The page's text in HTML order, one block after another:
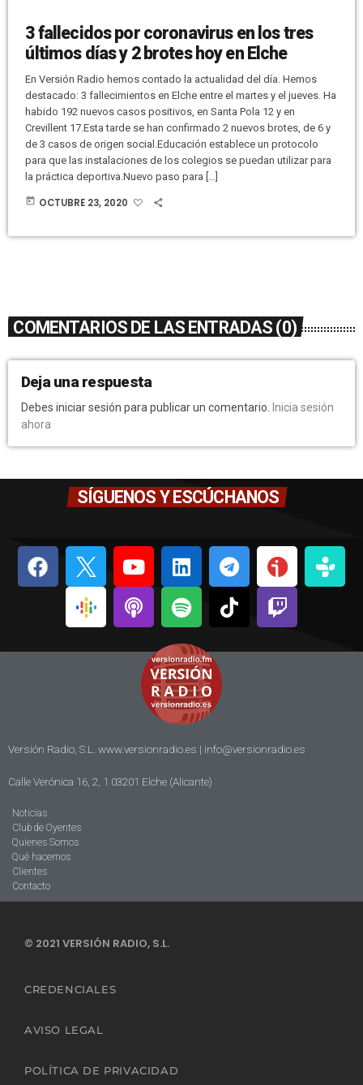
3 fallecidos por coronavirus en los tres
últimos días y 2 brotes hoy en Elche
En Versión Radio hemos contado la actualidad del día. Hemos
destacado: 3 fallecimientos en Elche entre el martes y el jueves. Ha
habido 192 nuevos casos positivos, en Santa Pola 12 y en
Crevillent 17.Esta tarde se han confirmado 2 nuevos brotes, de 6 y
de 3 casos de origen social.Educación establece un protocolo
para que las instalaciones de los colegios se puedan utilizar para
la práctica deportiva.Nuevo paso para […]
today OCTUBRE 23, 2020
COMENTARIOS DE LAS ENTRADAS (0)
Deja una respuesta
Debes iniciar sesión para publicar un comentario.
Inicia sesión
ahora
SÍGUENOS Y ESCÚCHANOS
Versión Radio, S.L. www.versionradio.es | info@versionradio.es
Calle Verónica 16, 2, 1 03201 Elche (Alicante)
Noticias
Club de Oyentes
Quienes Somos
Qué hacemos
Clientes
Contacto
© 2021 VERSIÓN RADIO, S.L.
CREDENCIALES
AVISO LEGAL
POLÍTICA DE PRIVACIDAD